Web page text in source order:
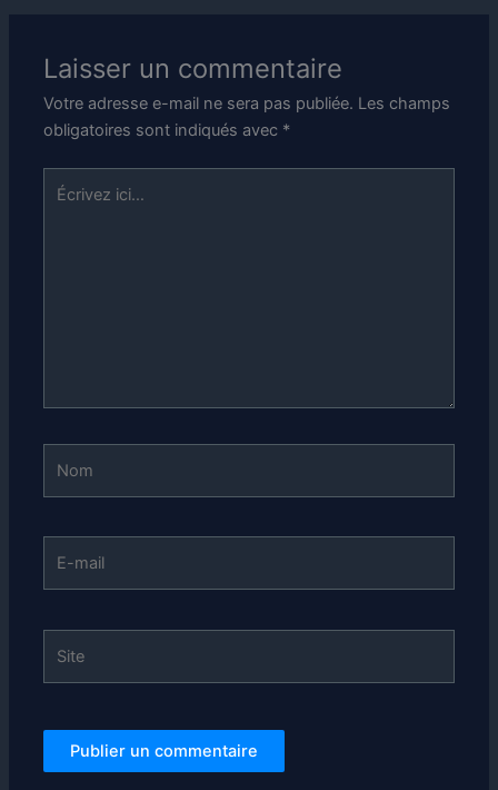
Laisser un commentaire
Votre adresse e-mail ne sera pas publiée. Les champs
obligatoires sont indiqués avec *
Écrivez
ici…